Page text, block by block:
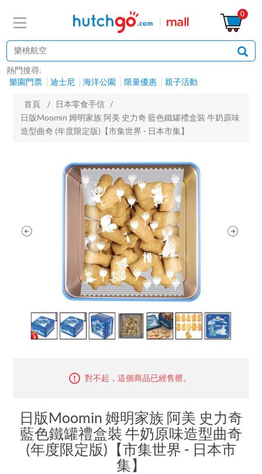
0
熱門搜尋:
樂園門票
迪士尼 海洋公園 限量優惠 親子活動
首頁 / 日本零食手信
/
日版Moomin 姆明家族 阿美 史力奇 藍色鐵罐禮盒裝 牛奶原味
造型曲奇 (年度限定版)【市集世界 - 日本市集】
對不起，這個商品已經售罄。
日版Moomin 姆明家族 阿美 史力奇
藍色鐵罐禮盒裝 牛奶原味造型曲奇
(年度限定版)【市集世界 - 日本市
集】